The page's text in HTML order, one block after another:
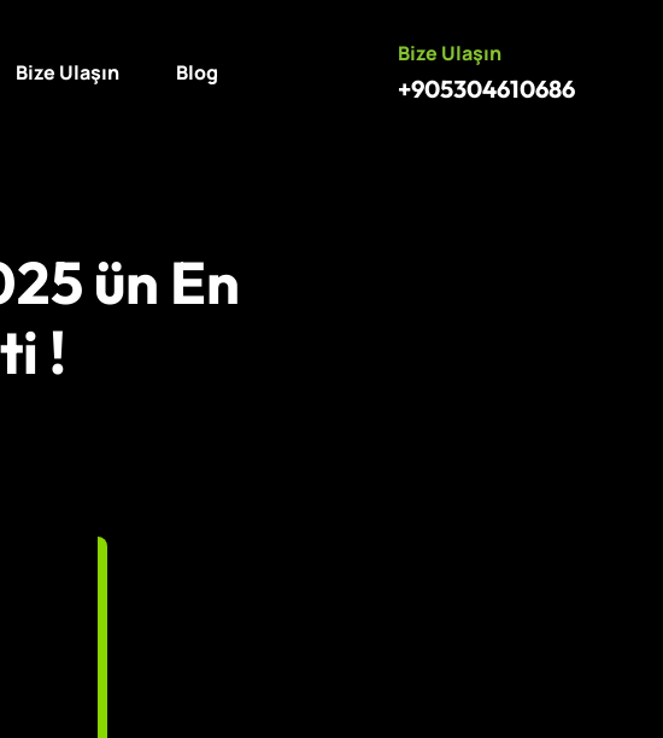
Bize Ulaşın Blog
Bize Ulaşın
‪+905304610686
ün En
!